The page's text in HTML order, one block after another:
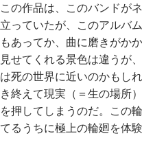
この作品は、このバンドが
立っていたが、このアルバ
もあってか、曲に磨きがか
見せてくれる景色は違うが
は死の世界に近いのかもし
き終えて現実（＝生の場所
を押してしまうのだ。この
てるうちに極上の輪廻を体